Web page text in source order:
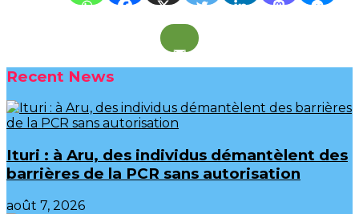
Recent News
Ituri : à Aru, des individus démantèlent des
barrières de la PCR sans autorisation
août 7, 2026